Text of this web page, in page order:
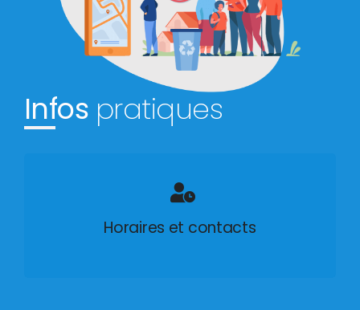
Infos pratiques
Horaires et contacts